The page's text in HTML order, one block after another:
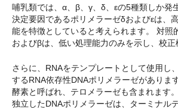
哺乳類では、α、β、γ、δ、εの5種類しか発
決定要因であるポリメラーゼδおよびεは、
能を特徴としていると考えられます。 対照
およびβは、低い処理能力のみを示し、校正
さらに、RNAをテンプレートとして使用し
するRNA依存性DNAポリメラーゼがありま
酵素と呼ばれ、テロメラーゼも含まれます
独立したDNAポリメラーゼは、ターミナル